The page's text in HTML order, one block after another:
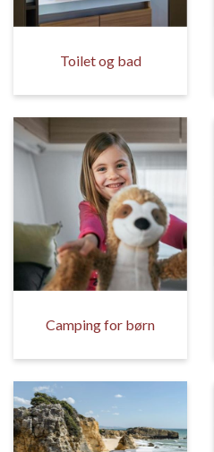
Toilet og bad
Camping for børn